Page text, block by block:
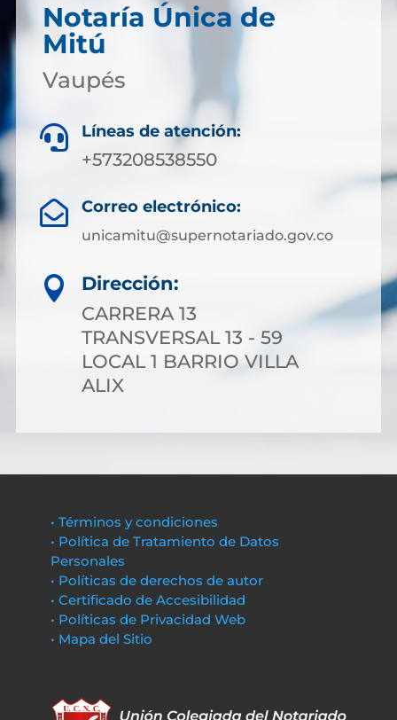
Notaría Única de
Mitú
Vaupés
 Líneas de atención:
+573208538550
 Correo electrónico:
unicamitu@supernotariado.gov.co

Dirección:
CARRERA 13
TRANSVERSAL 13 - 59
LOCAL 1 BARRIO VILLA
ALIX
• Términos y condiciones
• Política de Tratamiento de Datos
Personales
• Políticas de derechos de autor
• Certificado de Accesibilidad
• Políticas de Privacidad Web
• Mapa del Sitio